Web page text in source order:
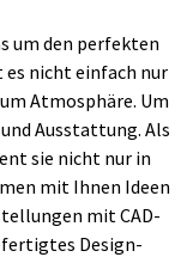
um den perfekten
es nicht einfach nur
Atmosphäre. Um
Ausstattung. Als
sie nicht nur in
mit Ihnen Ideen
mit CAD-
Design-